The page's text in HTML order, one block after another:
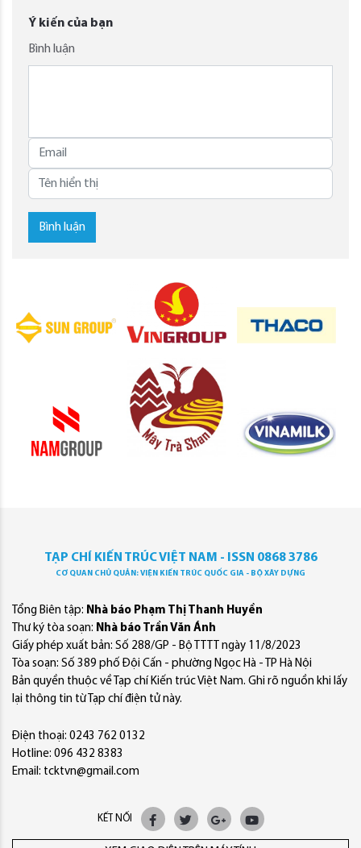
Ý kiến của bạn
Bình luận
Bình luận
TẠP CHÍ KIẾN TRÚC VIỆT NAM - ISSN 0868 3786
CƠ QUAN CHỦ QUẢN: VIỆN KIẾN TRÚC QUỐC GIA - BỘ XÂY DỰNG
Tổng Biên tập: Nhà báo Phạm Thị Thanh Huyền
Thư ký tòa soạn: Nhà báo Trần Văn Ánh
Giấy phép xuất bản: Số 288/GP - Bộ TTTT ngày 11/8/2023
Tòa soạn: Số 389 phố Đội Cấn - phường Ngọc Hà - TP Hà Nội
Bản quyền thuộc về Tạp chí Kiến trúc Việt Nam. Ghi rõ nguồn khi lấy
lại thông tin từ Tạp chí điện tử này.
Điện thoại: 0243 762 0132
Hotline: 096 432 8383
Email: tcktvn@gmail.com
KẾT NỐI